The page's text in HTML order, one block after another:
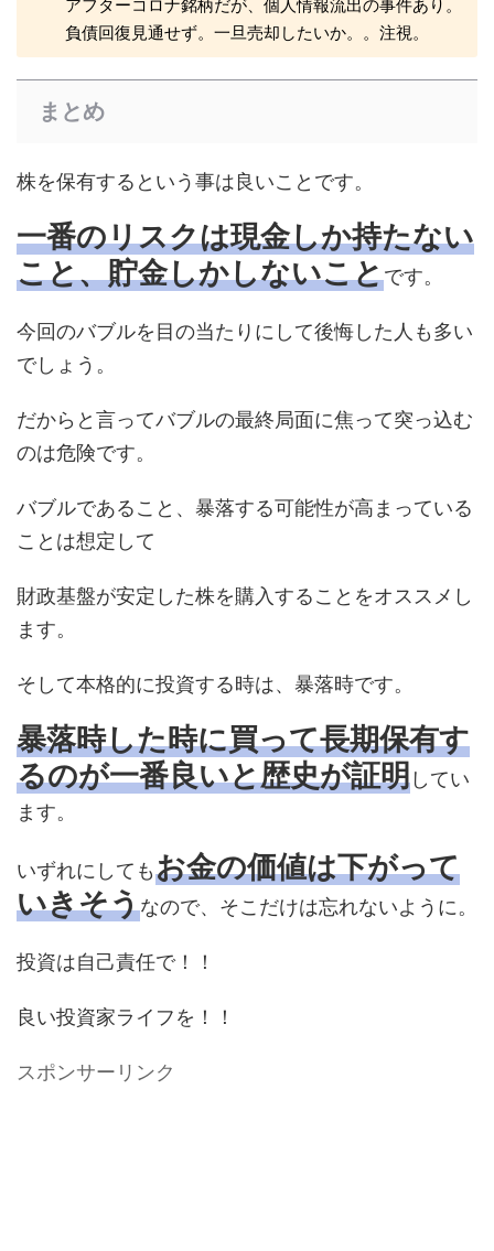
アフターコロナ銘柄だが、個人情報流出の事件あり。
負債回復見通せず。一旦売却したいか。。注視。
まとめ
株を保有するという事は良いことです。
一番のリスクは現金しか持たない
こと、貯金しかしないことです。
今回のバブルを目の当たりにして後悔した人も多い
でしょう。
だからと言ってバブルの最終局面に焦って突っ込む
のは危険です。
バブルであること、暴落する可能性が高まっている
ことは想定して
財政基盤が安定した株を購入することをオススメし
ます。
そして本格的に投資する時は、暴落時です。
暴落時した時に買って長期保有す
るのが一番良いと歴史が証明してい
ます。
いずれにしてもお金の価値は下がって
いきそうなので、そこだけは忘れないように。
投資は自己責任で！！
良い投資家ライフを！！
スポンサーリンク